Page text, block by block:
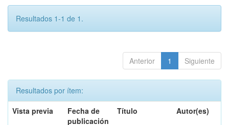
Resultados 1-1 de 1.
Anterior 1 Siguiente
Resultados por ítem:
Vista previa
Fecha de
publicación
Título Autor(es)